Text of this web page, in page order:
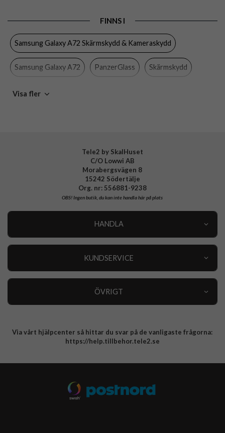
Färg Genomskinlig, Svart
Härdat glas
Tillverkarens art nr
FINNS I
Samsung Galaxy A72 Skärmskydd & Kameraskydd
Samsung Galaxy A72 PanzerGlass Skärmskydd
Samsung Galaxy
Visa fler
Tele2 by SkalHuset
C/O Lowwi AB
Morabergsvägen 8
15242 Södertälje
Org. nr: 556881-9238
OBS!Ingen butik, du kan inte handla här på plats
HANDLA
KUNDSERVICE
ÖVRIGT
Integritetspolicy
Via vårt hjälpcenter så hittar du svar på de vanligaste frågorna:
https://help.tillbehor.tele2.se